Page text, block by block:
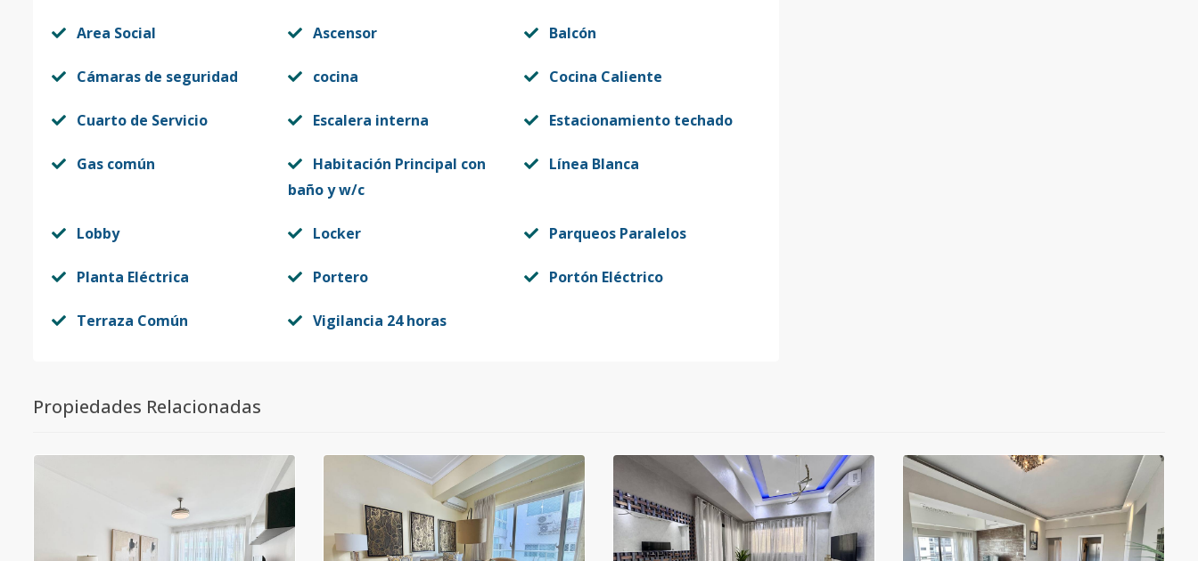
Area Social Ascensor Balcón
Cámaras de seguridad cocina Cocina Caliente
Cuarto de Servicio Escalera interna Estacionamiento techado
Gas común
Habitación Principal con
baño y w/c
Línea Blanca
Lobby Locker Parqueos Paralelos
Planta Eléctrica Portero Portón Eléctrico
Terraza Común Vigilancia 24 horas
Propiedades Relacionadas